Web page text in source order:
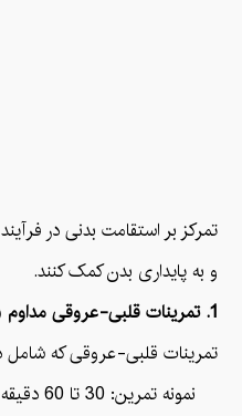
تمرکز بر استقامت بدنی در
و به پایداری بدن کمک کنند.
1. تمرینات قلبی-عروقی مداوم (Cardio Endurance)
تمرینات قلبی-عروقی که شامل
نمونه تمرین: 30 تا 60 دقیقه دویدن با سرعت ثابت یا دوچرخه‌سواری در روزهای متوالی.